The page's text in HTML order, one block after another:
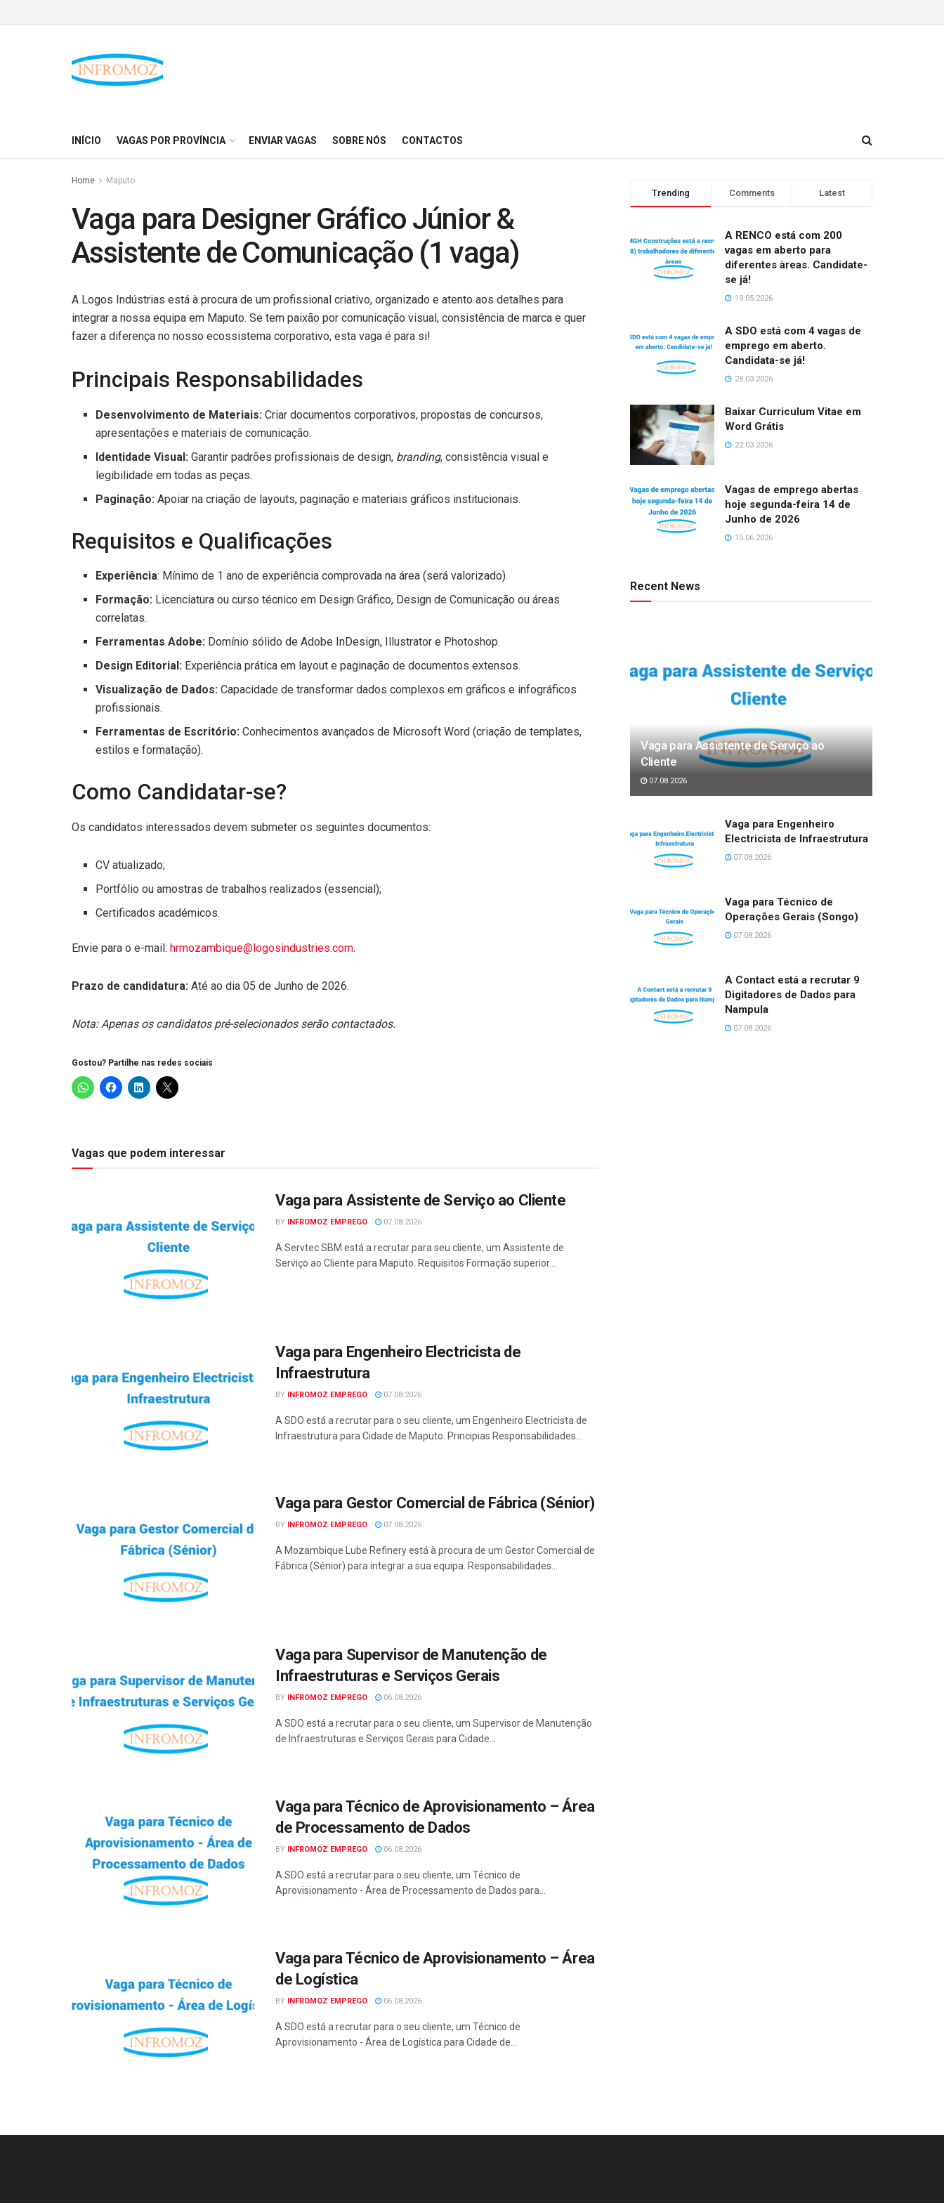
INÍCIO VAGAS POR PROVÍNCIA ENVIAR VAGAS SOBRE NÓS CONTACTOS
Home Maputo
Vaga para Designer Gráfico Júnior &
Assistente de Comunicação (1 vaga)
A Logos Indústrias está à procura de um profissional criativo, organizado e atento aos detalhes para
integrar a nossa equipa em Maputo. Se tem paixão por comunicação visual, consistência de marca e quer
fazer a diferença no nosso ecossistema corporativo, esta vaga é para si!
Principais Responsabilidades
Desenvolvimento de Materiais: Criar documentos corporativos, propostas de concursos,
apresentações e materiais de comunicação.
Identidade Visual: Garantir padrões profissionais de design, branding, consistência visual e
legibilidade em todas as peças.
Paginação: Apoiar na criação de layouts, paginação e materiais gráficos institucionais.
Requisitos e Qualificações
Experiência: Mínimo de 1 ano de experiência comprovada na área (será valorizado).
Formação: Licenciatura ou curso técnico em Design Gráfico, Design de Comunicação ou áreas
correlatas.
Ferramentas Adobe: Domínio sólido de Adobe InDesign, Illustrator e Photoshop.
Design Editorial: Experiência prática em layout e paginação de documentos extensos.
Visualização de Dados: Capacidade de transformar dados complexos em gráficos e infográficos
profissionais.
Ferramentas de Escritório: Conhecimentos avançados de Microsoft Word (criação de templates,
estilos e formatação).
Como Candidatar-se?
Os candidatos interessados devem submeter os seguintes documentos:
CV atualizado;
Portfólio ou amostras de trabalhos realizados (essencial);
Certificados académicos.
Envie para o e-mail: hrmozambique@logosindustries.com.
Prazo de candidatura: Até ao dia 05 de Junho de 2026.
Nota: Apenas os candidatos pré-selecionados serão contactados.
Gostou? Partilhe nas redes sociais
Vagas que podem interessar
Vaga para Assistente de Serviço ao Cliente
BY INFROMOZ EMPREGO 07.08.2026
A Servtec SBM está a recrutar para seu cliente, um Assistente de
Serviço ao Cliente para Maputo. Requisitos Formação superior...
Vaga para Engenheiro Electricista de
Infraestrutura
BY INFROMOZ EMPREGO 07.08.2026
A SDO está a recrutar para o seu cliente, um Engenheiro Electricista de
Infraestrutura para Cidade de Maputo. Principias Responsabilidades...
Vaga para Gestor Comercial de Fábrica (Sénior)
BY INFROMOZ EMPREGO 07.08.2026
A Mozambique Lube Refinery está à procura de um Gestor Comercial de
Fábrica (Sénior) para integrar a sua equipa. Responsabilidades...
Vaga para Supervisor de Manutenção de
Infraestruturas e Serviços Gerais
BY INFROMOZ EMPREGO 06.08.2026
A SDO está a recrutar para o seu cliente, um Supervisor de Manutenção
de Infraestruturas e Serviços Gerais para Cidade...
Vaga para Técnico de Aprovisionamento – Área
de Processamento de Dados
BY INFROMOZ EMPREGO 06.08.2026
A SDO está a recrutar para o seu cliente, um Técnico de
Aprovisionamento - Área de Processamento de Dados para...
Vaga para Técnico de Aprovisionamento – Área
de Logística
BY INFROMOZ EMPREGO 06.08.2026
A SDO está a recrutar para o seu cliente, um Técnico de
Aprovisionamento - Área de Logística para Cidade de...
Trending Comments Latest
A RENCO está com 200
vagas em aberto para
diferentes àreas. Candidate-
se já!
19.05.2026
A SDO está com 4 vagas de
emprego em aberto.
Candidata-se já!
28.03.2026
Baixar Curriculum Vitae em
Word Grátis
22.03.2026
Vagas de emprego abertas
hoje segunda-feira 14 de
Junho de 2026
15.06.2026
Recent News
Vaga para Assistente de Serviço ao
Cliente
07.08.2026
Vaga para Engenheiro
Electricista de Infraestrutura
07.08.2026
Vaga para Técnico de
Operações Gerais (Songo)
07.08.2026
A Contact está a recrutar 9
Digitadores de Dados para
Nampula
07.08.2026